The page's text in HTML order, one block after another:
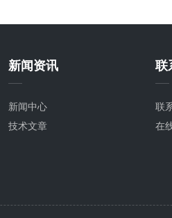
新闻资讯
新闻中心
技术文章
联
联
在